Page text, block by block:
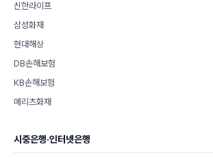
신한라이프
삼성화재
현대해상
DB손해보험
KB손해보험
메리츠화재
시중은행·인터넷은행